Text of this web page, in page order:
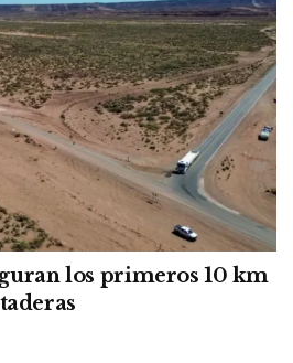
los primeros 10 km